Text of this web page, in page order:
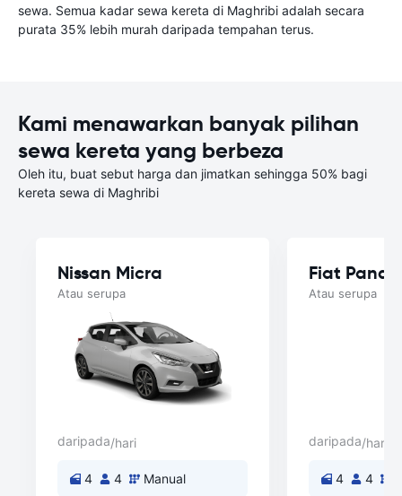
sewa. Semua kadar sewa kereta di Maghribi adalah secara
purata 35% lebih murah daripada tempahan terus.
Kami menawarkan banyak pilihan
sewa kereta yang berbeza
Oleh itu, buat sebut harga dan jimatkan sehingga 50% bagi
kereta sewa di Maghribi
Nissan Micra
Atau serupa
daripada/hari
4 4 Manual
Fiat Panda
Atau serupa
daripada/hari
4 4